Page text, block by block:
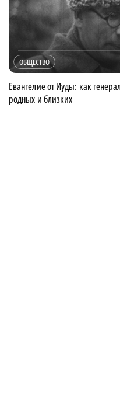
ОБЩЕСТВО
Евангелие от Иуды: как
родных и близких